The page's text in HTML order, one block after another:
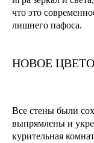
что это
лишнего пафоса.
НОВОЕ
Все стены были
выпрямлены и
курительная